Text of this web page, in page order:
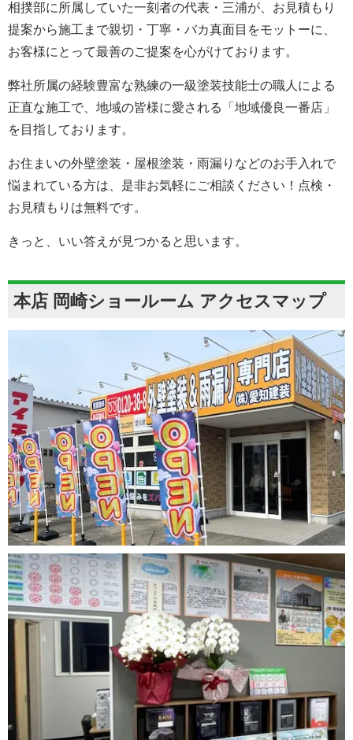
相撲部に所属していた一刻者の代表・三浦が、お見積もり
提案から施工まで親切・丁寧・バカ真面目をモットーに、
お客様にとって最善のご提案を心がけております。
弊社所属の経験豊富な熟練の一級塗装技能士の職人による
正直な施工で、地域の皆様に愛される「地域優良一番店」
を目指しております。
お住まいの外壁塗装・屋根塗装・雨漏りなどのお手入れで
悩まれている方は、是非お気軽にご相談ください！点検・
お見積もりは無料です。
きっと、いい答えが見つかると思います。
本店 岡崎ショールーム アクセスマップ